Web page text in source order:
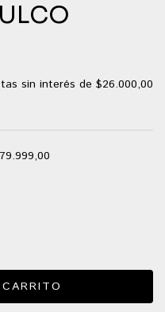
sin interés de $26.000,00